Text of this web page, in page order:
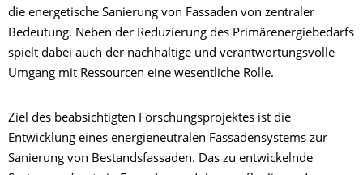
die energetische Sanierung von Fassaden von zentraler
Bedeutung. Neben der Reduzierung des Primärenergiebedarfs
spielt dabei auch der nachhaltige und verantwortungsvolle
Umgang mit Ressourcen eine wesentliche Rolle.
Ziel des beabsichtigten Forschungsprojektes ist die
Entwicklung eines energieneutralen Fassadensystems zur
Sanierung von Bestandsfassaden. Das zu entwickelnde